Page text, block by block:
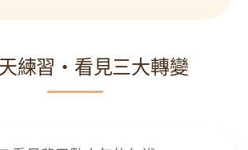
天練習・看見三大轉變